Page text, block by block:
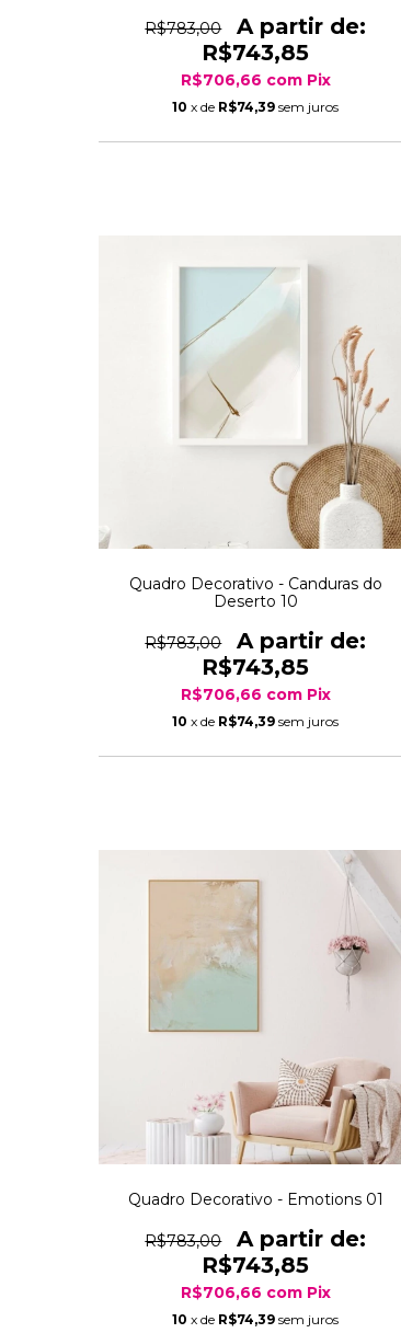
R$783,00
R$743,85
R$706,66 com Pix
10 x de R$74,39 sem juros
Quadro Decorativo - Canduras do
Deserto 10
R$783,00
R$743,85
R$706,66 com Pix
10 x de R$74,39 sem juros
Quadro Decorativo - Emotions 01
R$783,00
R$743,85
R$706,66 com Pix
10 x de R$74,39 sem juros